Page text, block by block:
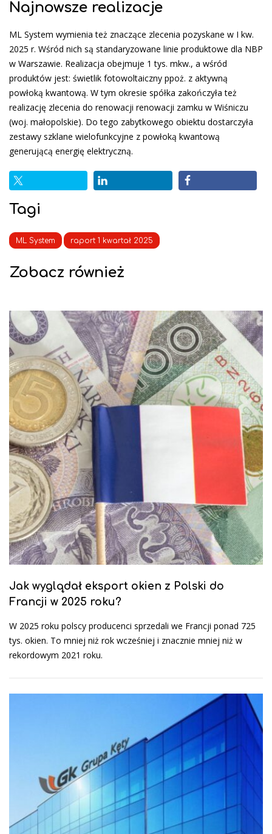
Najnowsze realizacje
ML System wymienia też znaczące zlecenia pozyskane w I kw.
2025 r. Wśród nich są standaryzowane linie produktowe dla NBP
w Warszawie. Realizacja obejmuje 1 tys. mkw., a wśród
produktów jest: świetlik fotowoltaiczny ppoż. z aktywną
powłoką kwantową. W tym okresie spółka zakończyła też
realizację zlecenia do renowacji renowacji zamku w Wiśniczu
(woj. małopolskie). Do tego zabytkowego obiektu dostarczyła
zestawy szklane wielofunkcyjne z powłoką kwantową
generującą energię elektryczną.
Tagi
ML System raport 1 kwartał 2025
Zobacz również
Jak wyglądał eksport okien z Polski do
Francji w 2025 roku?
W 2025 roku polscy producenci sprzedali we Francji ponad 725
tys. okien. To mniej niż rok wcześniej i znacznie mniej niż w
rekordowym 2021 roku.